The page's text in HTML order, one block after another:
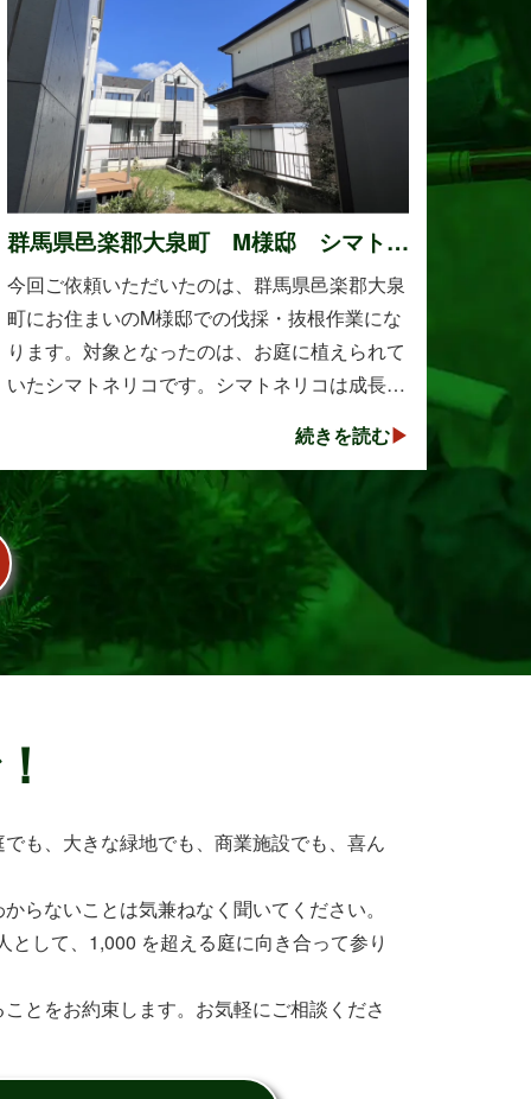
群馬県邑楽郡大泉町 M様邸 シマトネ
リコの伐採と抜根作業
今回ご依頼いただいたのは、群馬県邑楽郡大泉
町にお住まいのM様邸での伐採・抜根作業にな
ります。対象となったのは、お庭に植えられて
いたシマトネリコです。シマトネリコは成長が
的な剪定を行わないと枝葉が大きく広がり、お
庭の管･･･
続きを読む
も、大きな緑地でも、商業施設でも、喜ん
らないことは気兼ねなく聞いてください。
して、1,000 を超える庭に向き合って参り
とをお約束します。お気軽にご相談くださ